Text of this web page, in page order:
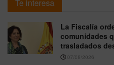
Te interesa
La Fiscalía
comunidades
trasladados
07/08/2026